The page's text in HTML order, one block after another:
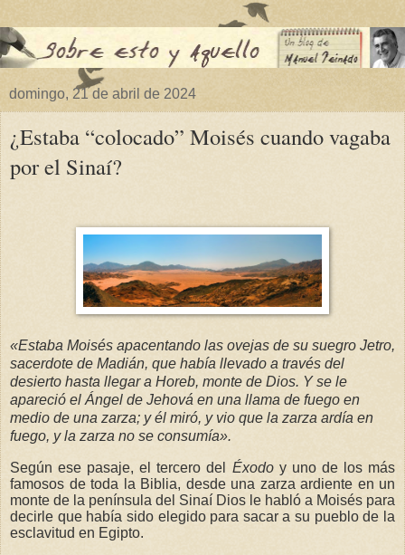
domingo, 21 de abril de 2024
¿Estaba “colocado” Moisés cuando vagaba
por el Sinaí?
«Estaba Moisés apacentando las ovejas de su suegro Jetro,
sacerdote de Madián, que había llevado a través del
desierto hasta llegar a Horeb, monte de Dios. Y se le
apareció el Ángel de Jehová en una llama de fuego en
medio de una zarza; y él miró, y vio que la zarza ardía en
fuego, y la zarza no se consumía».
Según ese pasaje, el tercero del Éxodoy uno de los más
famosos de toda la Biblia, desde una zarza ardiente en un
monte de la península del Sinaí Dios le habló a Moisés para
decirle que había sido elegido para sacar a su pueblo de la
esclavitud en Egipto.